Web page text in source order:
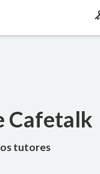
Cafetalk
tutores